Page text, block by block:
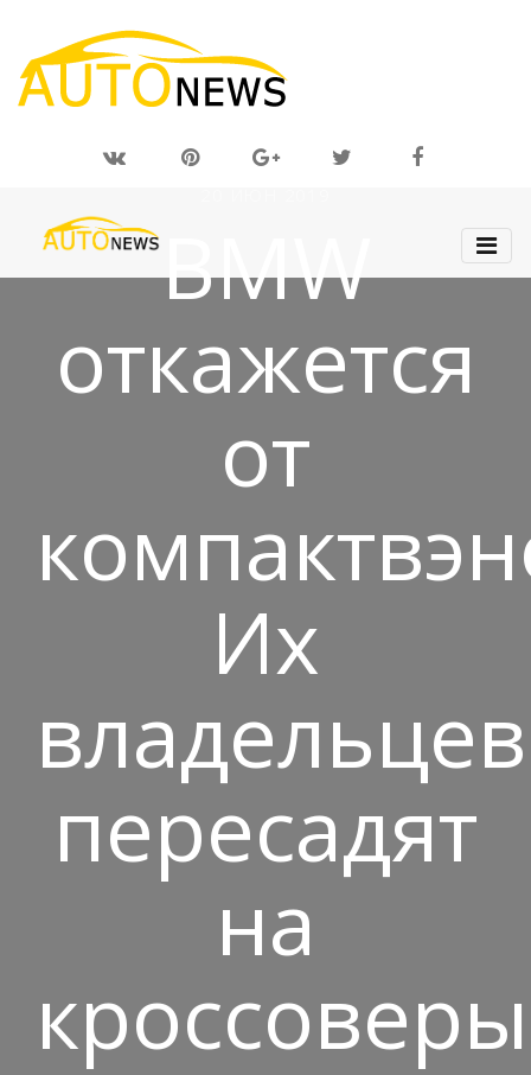
BMW
откажется
от
Их
владельцев
пересадят
на
кроссоверы